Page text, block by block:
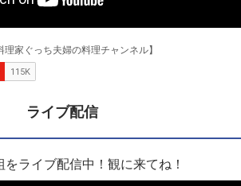
ライブ配信
ライブ配信中！観に来てね！